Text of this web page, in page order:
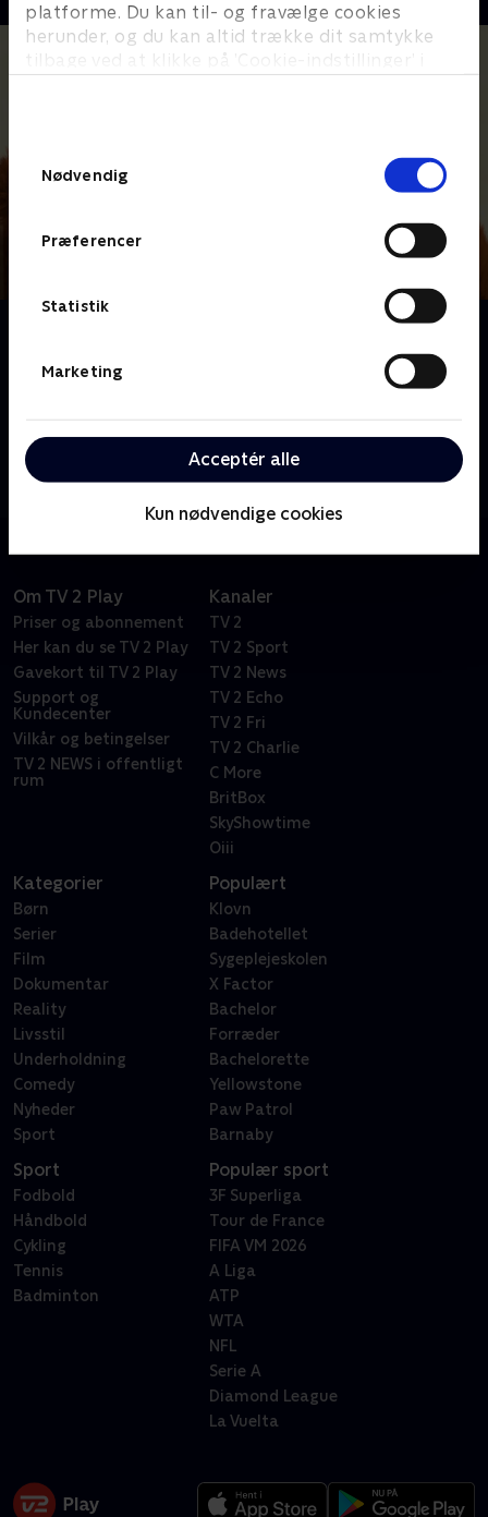
platforme. Du kan til- og fravælge cookies
herunder, og du kan altid trække dit samtykke
tilbage ved at klikke på ’Cookie-indstillinger’ i
Nødvendig
Præferencer
Statistik
Marketing
Acceptér alle
Kun nødvendige cookies
Mød Masha, der er energisk som syv vilde heste og
ELSKER dyr. Desværre elsker dyr bare ikke Mashas
skoven, møder hun en ven for livet: Han er brun, han
har pels, og han er omtrent fem gange så stor som
Masha!
Om TV 2 Play
Priser og abonnement
Her kan du se TV 2 Play
Gavekort til TV 2 Play
Support og
Kundecenter
Vilkår og betingelser
TV 2 NEWS i offentligt
rum
Kanaler
TV 2
TV 2 Sport
TV 2 News
TV 2 Echo
TV 2 Fri
TV 2 Charlie
C More
BritBox
SkyShowtime
Oiii
Kategorier
Børn
Serier
Film
Dokumentar
Reality
Livsstil
Underholdning
Comedy
Nyheder
Sport
Populært
Klovn
Badehotellet
Sygeplejeskolen
X Factor
Bachelor
Forræder
Bachelorette
Yellowstone
Paw Patrol
Barnaby
Sport
Fodbold
Håndbold
Cykling
Tennis
Badminton
Populær sport
3F Superliga
Tour de France
FIFA VM 2026
A Liga
ATP
WTA
NFL
Serie A
Diamond League
La Vuelta